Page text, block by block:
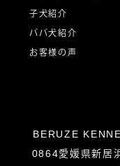
ョ
子犬紹介
パパ犬紹介
お客様の声
BERUZE
0864愛媛県新居